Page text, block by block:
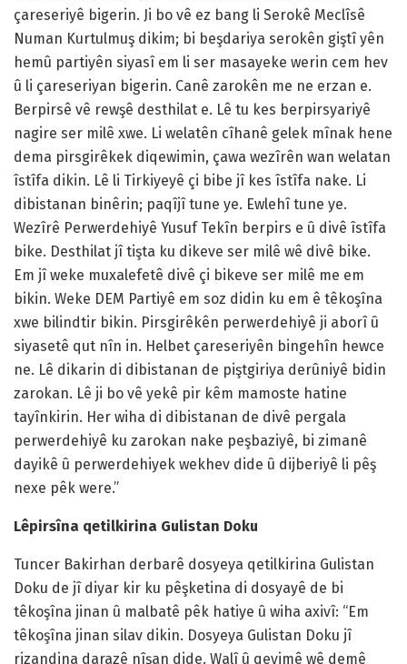
çareseriyê bigerin. Ji bo vê ez bang li Serokê Meclîsê
Numan Kurtulmuş dikim; bi beşdariya serokên giştî yên
hemû partiyên siyasî em li ser masayeke werin cem hev
û li çareseriyan bigerin. Canê zarokên me ne erzan e.
Berpirsê vê rewşê desthilat e. Lê tu kes berpirsyariyê
nagire ser milê xwe. Li welatên cîhanê gelek mînak hene
dema pirsgirêkek diqewimin, çawa wezîrên wan welatan
îstîfa dikin. Lê li Tirkiyeyê çi bibe jî kes îstîfa nake. Li
dibistanan binêrin; paqîjî tune ye. Ewlehî tune ye.
Wezîrê Perwerdehiyê Yusuf Tekîn berpirs e û divê îstîfa
bike. Desthilat jî tişta ku dikeve ser milê wê divê bike.
Em jî weke muxalefetê divê çi bikeve ser milê me em
bikin. Weke DEM Partiyê em soz didin ku em ê têkoşîna
xwe bilindtir bikin. Pirsgirêkên perwerdehiyê ji aborî û
siyasetê qut nîn in. Helbet çareseriyên bingehîn hewce
ne. Lê dikarin di dibistanan de piştgiriya derûniyê bidin
zarokan. Lê ji bo vê yekê pir kêm mamoste hatine
tayînkirin. Her wiha di dibistanan de divê pergala
perwerdehiyê ku zarokan nake peşbaziyê, bi zimanê
dayikê û perwerdehiyek wekhev dide û dijberiyê li pêş
nexe pêk were.”
Lêpirsîna qetilkirina Gulistan Doku
Tuncer Bakirhan derbarê dosyeya qetilkirina Gulistan
Doku de jî diyar kir ku pêşketina di dosyayê de bi
têkoşîna jinan û malbatê pêk hatiye û wiha axivî: “Em
têkoşîna jinan silav dikin. Dosyeya Gulistan Doku jî
rizandina darazê nîşan dide. Walî û qeyimê wê demê